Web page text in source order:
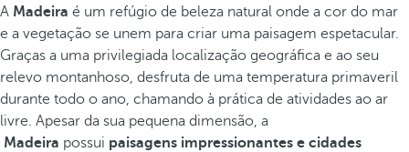
A Madeira é um refúgio de beleza natural onde a cor do mar
e a vegetação se unem para criar uma paisagem espetacular.
Graças a uma privilegiada localização geográfica e ao seu
relevo montanhoso, desfruta de uma temperatura primaveril
durante todo o ano, chamando à prática de atividades ao ar
livre. Apesar da sua pequena dimensão, a
Madeira possui paisagens impressionantes e cidades